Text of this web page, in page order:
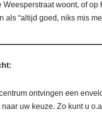
Weesperstraat woont, of
als “altijd goed, niks mis
ontvingen een
uw keuze. Zo kunt u